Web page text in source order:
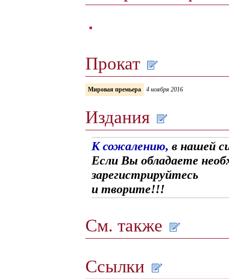
Прокат
Мировая премьера 4 ноября 2016
Издания
К сожалению, в нашей
Если Вы обладаете
зарегистрируйтесь
и творите!!!
См. также
Ссылки